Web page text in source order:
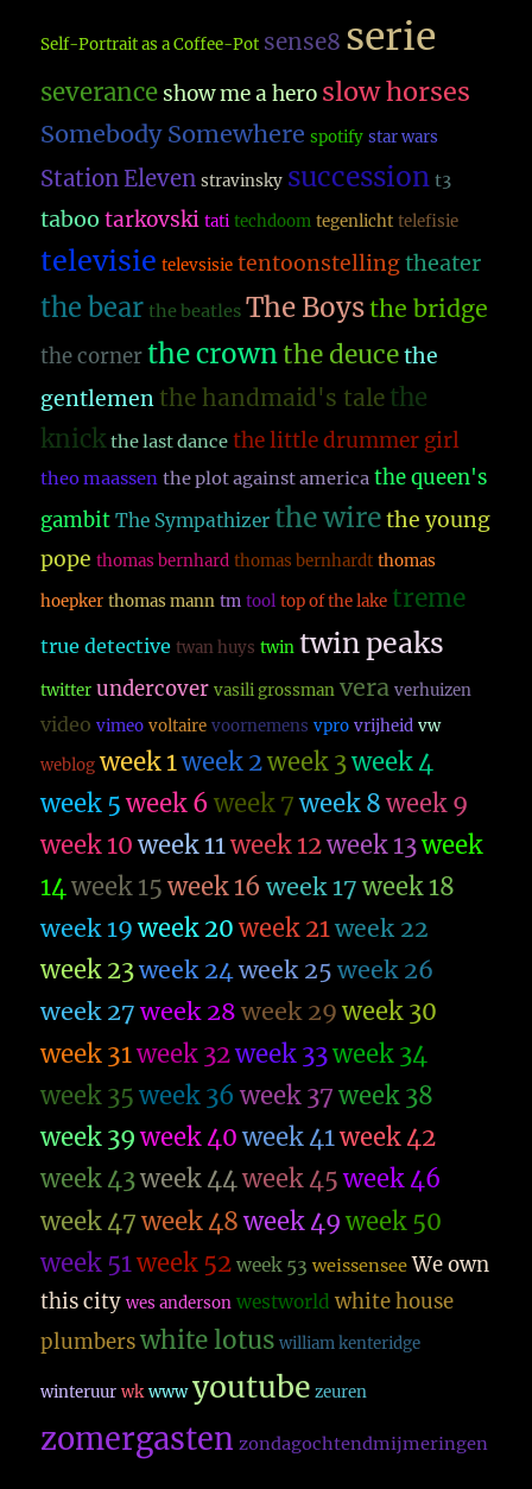
Self-Portrait as a Coffee-Pot sense8 serie
severance show me a hero slow horses
Somebody Somewhere spotify star wars
Station Eleven stravinsky succession t3
taboo tarkovski tati techdoom tegenlicht telefisie
televisie televsisie tentoonstelling theater
the bear the beatles The Boysthe bridge
the corner the crownthe deuce the
gentlemen the handmaid's tale the
knick the last dance the little drummer girl
theo maassen the plot against america the queen's
gambit The Sympathizer the wire the young
pope thomas bernhard thomas bernhardt thomas
hoepker thomas mann tm tool top of the lake treme
true detective twan huys twin twin peaks
twitter undercover vasili grossman vera verhuizen
video vimeo voltaire voornemens vpro vrijheid vw
weblog week 1week 2week 3week 4
week 5 week 6 week 7 week 8 week 9
week 10 week 11week 12week 13week
14week 15 week 16 week 17 week 18
week 19 week 20 week 21week 22
week 23week 24week 25 week 26
week 27 week 28 week 29 week 30
week 31week 32week 33week 34
week 35 week 36 week 37 week 38
week 39 week 40 week 41week 42
week 43week 44week 45 week 46
week 47 week 48 week 49 week 50
week 51week 52 week 53 weissensee We own
this city wes anderson westworld white house
plumbers white lotus william kenteridge
winteruur wk www youtube zeuren
zomergasten zondagochtendmijmeringen